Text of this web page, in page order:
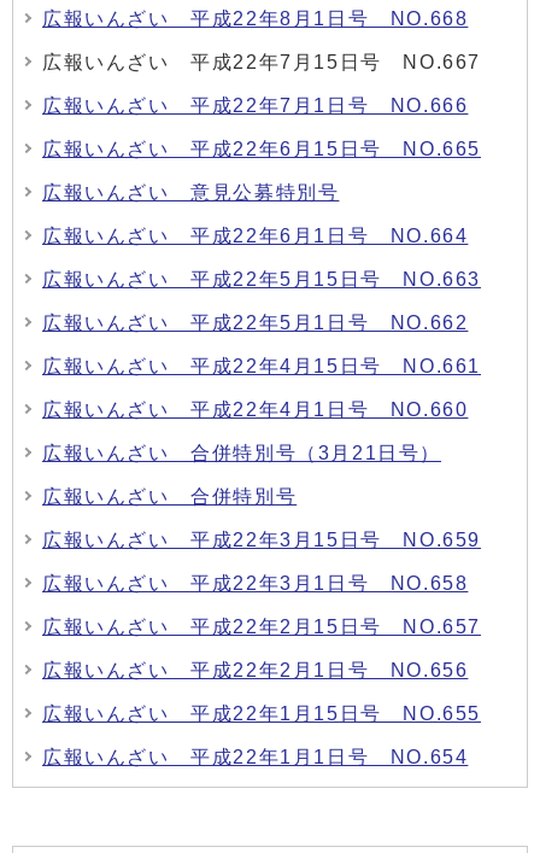
広報いんざい 平成22年8月1日号 NO.668
広報いんざい 平成22年7月15日号 NO.667
広報いんざい 平成22年7月1日号 NO.666
広報いんざい 平成22年6月15日号 NO.665
広報いんざい 意見公募特別号
広報いんざい 平成22年6月1日号 NO.664
広報いんざい 平成22年5月15日号 NO.663
広報いんざい 平成22年5月1日号 NO.662
広報いんざい 平成22年4月15日号 NO.661
広報いんざい 平成22年4月1日号 NO.660
広報いんざい 合併特別号（3月21日号）
広報いんざい 合併特別号
広報いんざい 平成22年3月15日号 NO.659
広報いんざい 平成22年3月1日号 NO.658
広報いんざい 平成22年2月15日号 NO.657
広報いんざい 平成22年2月1日号 NO.656
広報いんざい 平成22年1月15日号 NO.655
広報いんざい 平成22年1月1日号 NO.654